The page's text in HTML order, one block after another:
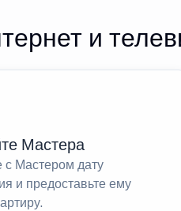
и
Мастера
с Мастером дату
и предоставьте ему